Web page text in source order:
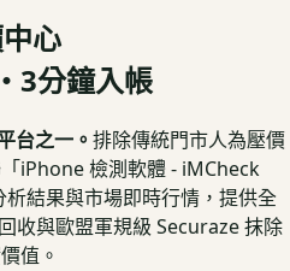
心
3分鐘入帳
台之一。 排除傳統門市人為壓價
iPhone 檢測軟體 - iMCheck
結果與市場即時行情，提供全
收與歐盟軍規級 Securaze 抹除
值。